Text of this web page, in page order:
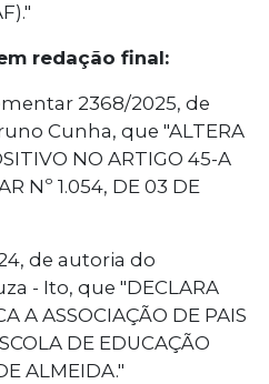
redação final:
2368/2025, de
Cunha, que "ALTERA
NO ARTIGO 45-A
Nº 1.054, DE 03 DE
, de autoria do
- Ito, que "DECLARA
A ASSOCIAÇÃO DE PAIS
DE EDUCAÇÃO
ALMEIDA."